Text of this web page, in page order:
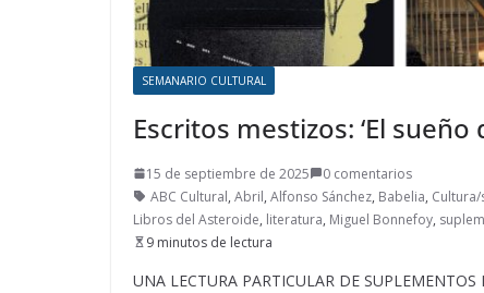
SEMANARIO CULTURAL
Escritos mestizos: ‘El sueño
15 de septiembre de 2025
0 comentarios
ABC Cultural, Abril, Alfonso Sánchez, Babelia, Cultura/
Libros del Asteroide, literatura, Miguel Bonnefoy,
9 minutos de lectura
UNA LECTURA PARTICULAR DE